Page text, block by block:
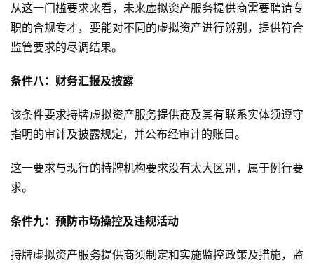
从这一门槛要求来看，未来虚拟资产服务提供商需要聘请专
职的合规专才，要能对不同的虚拟资产进行辨别，提供符合
监管要求的尽调结果。
条件八：财务汇报及披露
该条件要求持牌虚拟资产服务提供商及其有联系实体须遵守
指明的审计及披露规定，并公布经审计的账目。
这一要求与现行的持牌机构要求没有太大区别，属于例行要
求。
条件九：预防市场操控及违规活动
持牌虚拟资产服务提供商须制定和实施监控政策及措施，监